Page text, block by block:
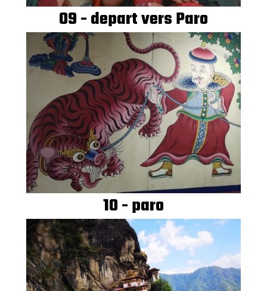
09 - depart vers Paro
10 - paro